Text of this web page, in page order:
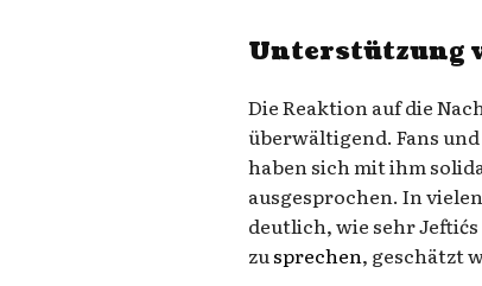
Unterstützung
Die Reaktion auf die
überwältigend. Fans
haben sich mit ihm
ausgesprochen. In
deutlich, wie sehr
zusprechen, geschätzt